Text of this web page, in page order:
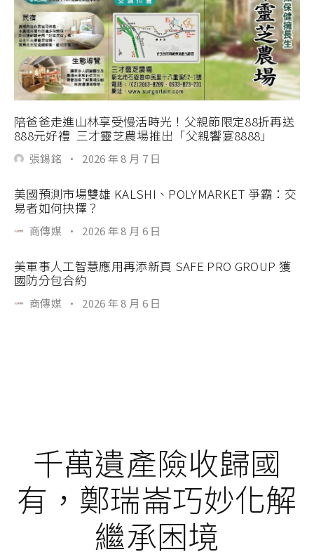
陪爸爸走進山林享受慢活時光！父親節限定88折再送
888元好禮 三才靈芝農場推出「父親饗宴8888」
張錫銘 · 2026 年 8 月 7 日
美國預測市場雙雄 KALSHI、POLYMARKET 爭霸：交
易者如何抉擇？
商傳媒 · 2026 年 8 月 6 日
美軍事人工智慧應用再添新頁 SAFE PRO GROUP 獲
國防分包合約
商傳媒 · 2026 年 8 月 6 日
千萬遺產險收歸國
有，鄭瑞崙巧妙化解
繼承困境